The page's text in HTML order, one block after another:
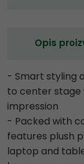
Opis
- Smart styling
to center stage
impression
- Packed with
features plush
laptop and